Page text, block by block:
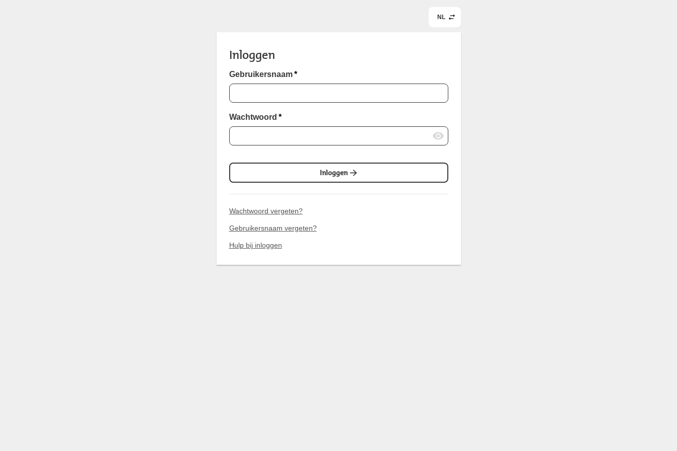
NL
Inloggen
Gebruikersnaam *
Wachtwoord *
Inloggen
Wachtwoord vergeten?
Gebruikersnaam vergeten?
Hulp bij inloggen